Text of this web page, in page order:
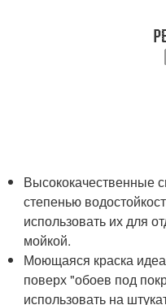
Высококачественные
степенью
использовать их для
мойкой.
Моющаяся краска
поверх "обоев под
использовать на